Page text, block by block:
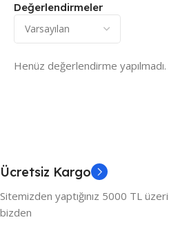
Değerlendirmeler
Henüz değerlendirme yapılmadı.
Ücretsiz Kargo
Sitemizden yaptığınız 5000 TL
bizden